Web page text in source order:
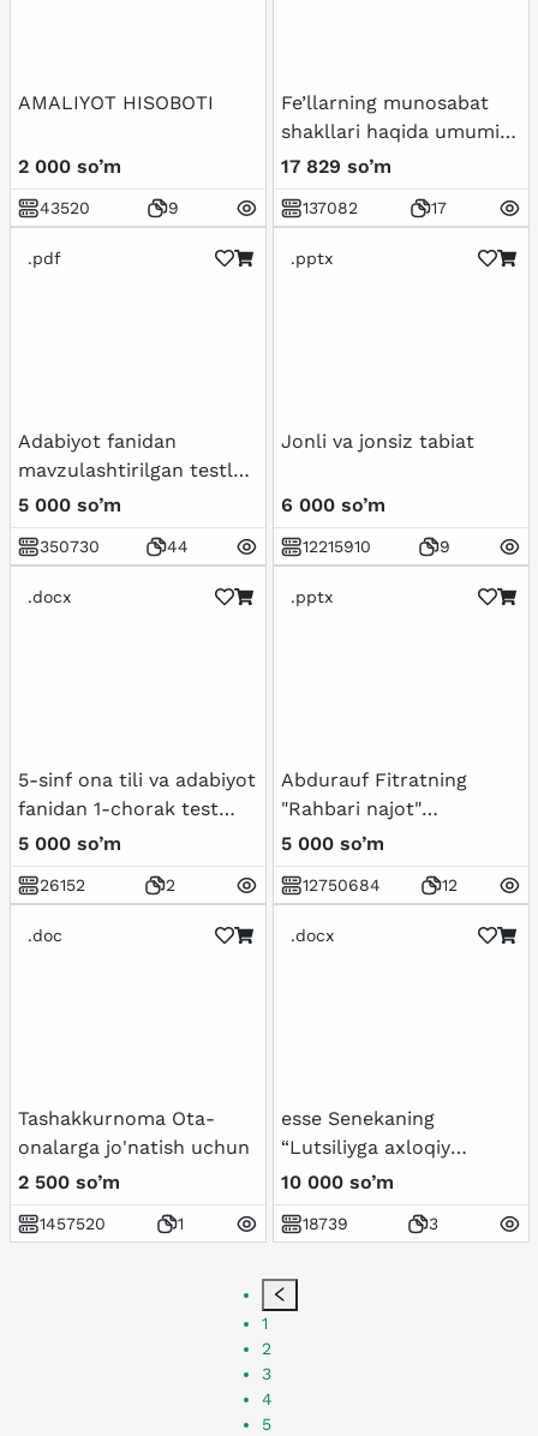
AMALIYOT HISOBOTI
2 000 so’m
43520 9
Fe’llarning munosabat
shakllari haqida umumiy
tushuncha va
qo’llanmalar.
17 829 so’m
137082 17
.pdf
Adabiyot fanidan
mavzulashtirilgan testlar
7-sinf / Javoblari bilan
5 000 so’m
350730 44
.pptx
Jonli va jonsiz tabiat
6 000 so’m
12215910 9
.docx
5-sinf ona tili va adabiyot
fanidan 1-chorak test
topshiriqlari javoblari
bilan.
5 000 so’m
26152 2
.pptx
Abdurauf Fitratning
"Rahbari najot"
risolasidagi "Baxtsiz
odamlarning ikki
toifasi"ga oid qarashlari
5 000 so’m
12750684 12
.doc
Tashakkurnoma Ota-
onalarga jo'natish uchun
2 500 so’m
1457520 1
.docx
esse Senekaning
“Lutsiliyga axloqiy
xatlari” asari
10 000 so’m
18739 3
1
2
3
4
5